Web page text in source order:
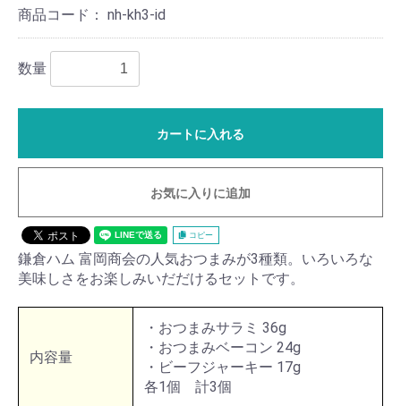
商品コード： nh-kh3-id
数量
カートに入れる
お気に入りに追加
コピー
鎌倉ハム 富岡商会の人気おつまみが3種類。いろいろな
美味しさをお楽しみいだだけるセットです。
内容量
・おつまみサラミ 36g
・おつまみベーコン 24g
・ビーフジャーキー 17g
各1個 計3個